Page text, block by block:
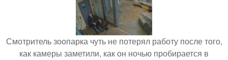
Смотритель зоопарка чуть не потерял работу после того,
как камеры заметили, как он ночью пробирается в